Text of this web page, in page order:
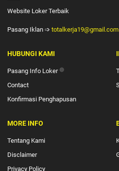
Website Loker Terbaik
Pasang Iklan ➩ totalkerja19@gmail.com
HUBUNGI KAMI
Pasang Info Loker 🔴
Contact
Konfirmasi Penghapusan
MORE INFO
Tentang Kami
Disclaimer
Privacy Policy